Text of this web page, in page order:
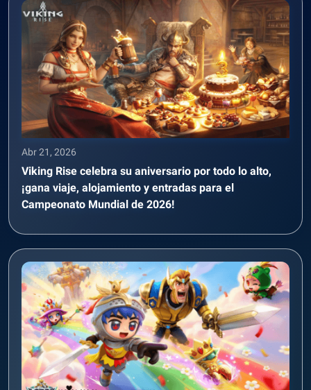
Abr 21, 2026
Viking Rise celebra su aniversario por todo lo alto,
¡gana viaje, alojamiento y entradas para el
Campeonato Mundial de 2026!